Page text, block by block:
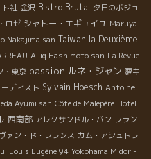
ト社 金沢 Bistro Brutal 夕日のボジョ
ロゼ シャトー・エギュイユ Maruya
Nakajima san Taiwan la Deuxième
Alliq Hashimoto san La Revue
・東京 passion ルネ・ジャン 夢キ
ディスト Sylvain Hoesch Antoine
Ayumi san Côte de Malepère Hotel
西南部 アレクサンドル・バン フラン
ァン・ド・フランス カム・アシュトラ
Louis Eugène 94 Yokohama Midori-